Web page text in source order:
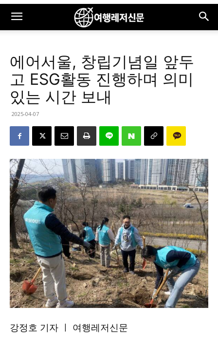
에어서울, 창립기념일 앞두
고 ESG활동 진행하며 의미
있는 시간 보내
2025-04-07
강정호 기자 ㅣ 여행레저신문